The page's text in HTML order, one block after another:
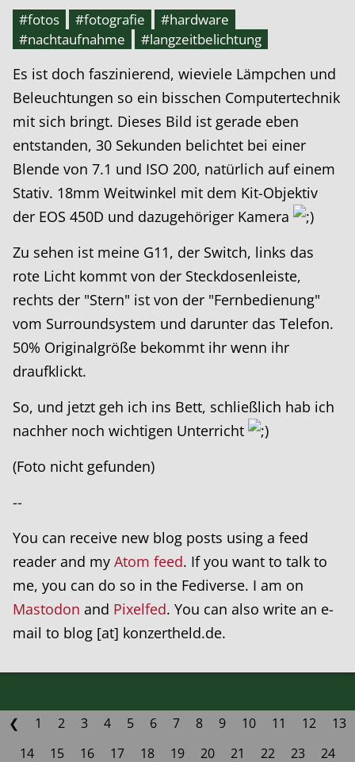
#fotos
#fotografie
#hardware
#nachtaufnahme
#langzeitbelichtung
Es ist doch faszinierend, wieviele Lämpchen und
Beleuchtungen so ein bisschen Computertechnik
mit sich bringt. Dieses Bild ist gerade eben
entstanden, 30 Sekunden belichtet bei einer
Blende von 7.1 und ISO 200, natürlich auf einem
Stativ. 18mm Weitwinkel mit dem Kit-Objektiv
der EOS 450D und dazugehöriger Kamera
Zu sehen ist meine G11, der Switch, links das
rote Licht kommt von der Steckdosenleiste,
rechts der "Stern" ist von der "Fernbedienung"
vom Surroundsystem und darunter das Telefon.
50% Originalgröße bekommt ihr wenn ihr
draufklickt.
So, und jetzt geh ich ins Bett, schließlich hab ich
nachher noch wichtigen Unterricht
(Foto nicht gefunden)
--
You can receive new blog posts using a feed
reader and my Atom feed. If you want to talk to
me, you can do so in the Fediverse. I am on
Mastodon and Pixelfed. You can also write an e-
mail to blog [at] konzertheld.de.
❮ 1 2 3 4 5 6 7 8 9 10 11 12
13
14
15 16 17 18 19 20 21 22 23
24